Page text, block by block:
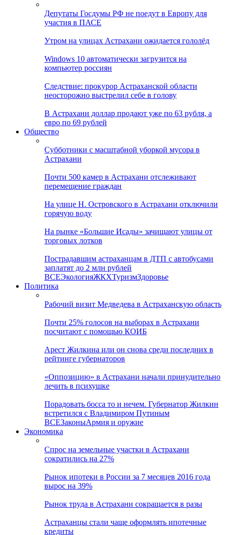
Депутаты Госдумы РФ не поедут в Европу для
участия в ПАСЕ
Утром на улицах Астрахани ожидается гололёд
Windows 10 автоматически загрузится на
компьютер россиян
Следствие: прокурор Астраханской области
неосторожно выстрелил себе в голову
В Астрахани доллар продают уже по 63 рубля, а
евро по 69 рублей
Общество
Субботники с масштабной уборкой мусора в
Астрахани
Почти 500 камер в Астрахани отслеживают
перемещение граждан
На улице Н. Островского в Астрахани отключили
горячую воду
На рынке «Большие Исады» зачищают улицы от
торговых лотков
Пострадавшим астраханцам в ДТП с автобусами
заплатят до 2 млн рублей
ВСЕЭкологияЖКХТуризмЗдоровье
Политика
Рабочий визит Медведева в Астраханскую область
Почти 25% голосов на выборах в Астрахани
посчитают с помощью КОИБ
Арест Жилкина или он снова среди последних в
рейтинге губернаторов
«Оппозицию» в Астрахани начали принудительно
лечить в психушке
Порадовать босса то и нечем. Губернатор Жилкин
встретился с Владимиром Путиным
ВСЕЗаконыАрмия и оружие
Экономика
Спрос на земельные участки в Астрахани
сократились на 27%
Рынок ипотеки в России за 7 месяцев 2016 года
вырос на 39%
Рынок труда в Астрахани сокращается в разы
Астраханцы стали чаще оформлять ипотечные
кредиты